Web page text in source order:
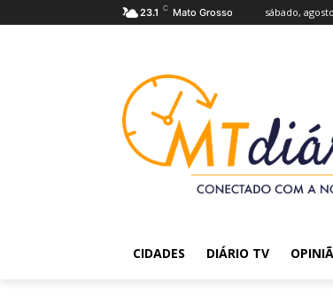
23.1 C Mato Grosso sábado,
CIDADES DIÁRIO TV